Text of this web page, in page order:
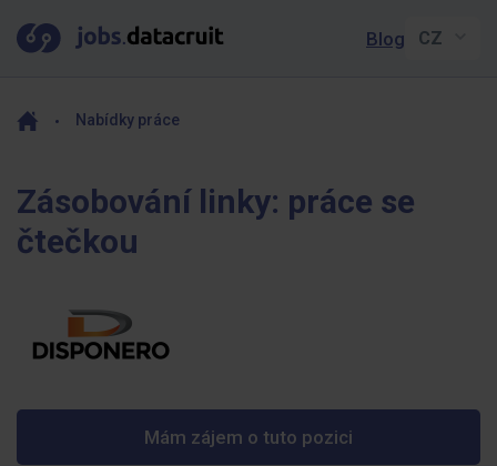
Blog
Nabídky práce
Zásobování linky: práce se
čtečkou
Mám zájem o tuto pozici